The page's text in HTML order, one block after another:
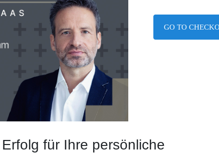
GO TO
für Ihre persönliche